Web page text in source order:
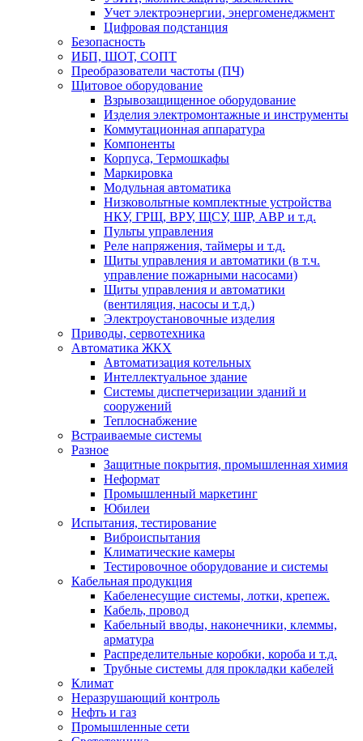
Учет электроэнергии, энергоменеджмент
Цифровая подстанция
Безопасность
ИБП, ШОТ, СОПТ
Преобразователи частоты (ПЧ)
Щитовое оборудование
Взрывозащищенное оборудование
Изделия электромонтажные и инструменты
Коммутационная аппаратура
Компоненты
Корпуса, Термошкафы
Маркировка
Модульная автоматика
Низковольтные комплектные устройства
НКУ, ГРЩ, ВРУ, ЩСУ, ШР, АВР и т.д.
Пульты управления
Реле напряжения, таймеры и т.д.
Щиты управления и автоматики (в т.ч.
управление пожарными насосами)
Щиты управления и автоматики
(вентиляция, насосы и т.д.)
Электроустановочные изделия
Приводы, сервотехника
Автоматика ЖКХ
Автоматизация котельных
Интеллектуальное здание
Системы диспетчеризации зданий и
сооружений
Теплоснабжение
Встраиваемые системы
Разное
Защитные покрытия, промышленная химия
Неформат
Промышленный маркетинг
Юбилеи
Испытания, тестирование
Виброиспытания
Климатические камеры
Тестировочное оборудование и системы
Кабельная продукция
Кабеленесущие системы, лотки, крепеж.
Кабель, провод
Кабельный вводы, наконечники, клеммы,
арматура
Распределительные коробки, короба и т.д.
Трубные системы для прокладки кабелей
Климат
Неразрушающий контроль
Нефть и газ
Промышленные сети